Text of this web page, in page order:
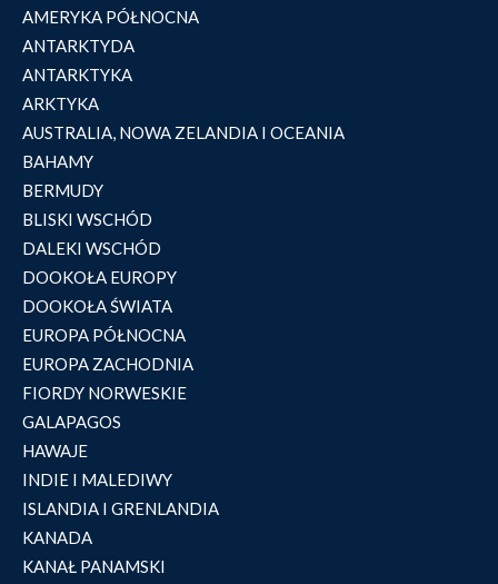
AMERYKA PÓŁNOCNA
ANTARKTYDA
ANTARKTYKA
ARKTYKA
AUSTRALIA, NOWA ZELANDIA I OCEANIA
BAHAMY
BERMUDY
BLISKI WSCHÓD
DALEKI WSCHÓD
DOOKOŁA EUROPY
DOOKOŁA ŚWIATA
EUROPA PÓŁNOCNA
EUROPA ZACHODNIA
FIORDY NORWESKIE
GALAPAGOS
HAWAJE
INDIE I MALEDIWY
ISLANDIA I GRENLANDIA
KANADA
KANAŁ PANAMSKI